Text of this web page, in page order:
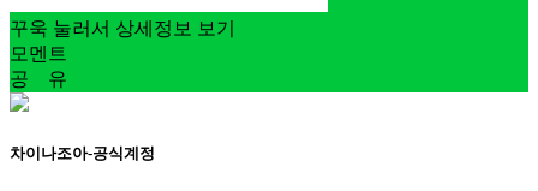
꾸욱 눌러서 상세정보 보기
모멘트
공 유
차이나조아-공식계정